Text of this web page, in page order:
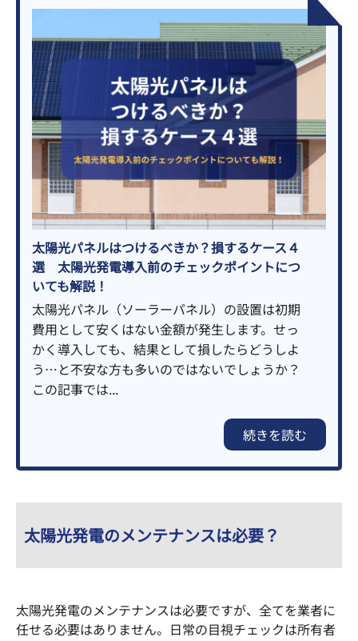
太陽光パネルはつけるべきか？損するケース４
選 太陽光発電導入前のチェックポイントにつ
いても解説！
太陽光パネル（ソーラーパネル）の設置は初期
費用として安くはない金額が発生します。せっ
かく導入しても、結果として損したらどうしよ
う…と不安な方も多いのではないでしょうか？
この記事では...
続きを読む
太陽光発電のメンテナンスは必要？
太陽光発電のメンテナンスは必要ですが、全てを業者に
任せる必要はありません。日常の目視チェックは所有者